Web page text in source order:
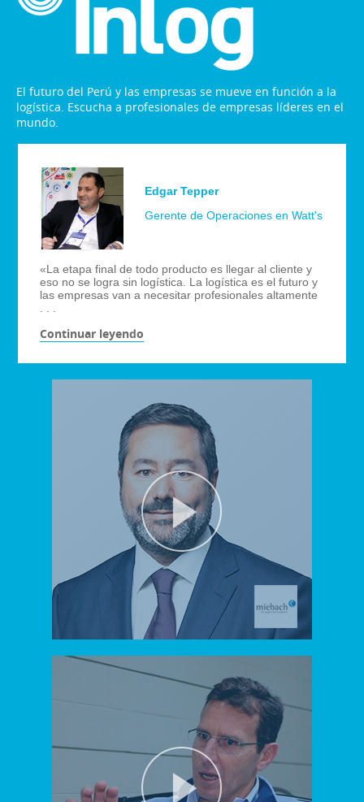
El futuro del Perú y las empresas se mueve en función a la
logística. Escucha a profesionales de empresas líderes en el
mundo.
Edgar Tepper
Gerente de Operaciones en Watt's
«La etapa final de todo producto es llegar al cliente y
eso no se logra sin logística. La logística es el futuro y
las empresas van a necesitar profesionales altamente
Continuar leyendo